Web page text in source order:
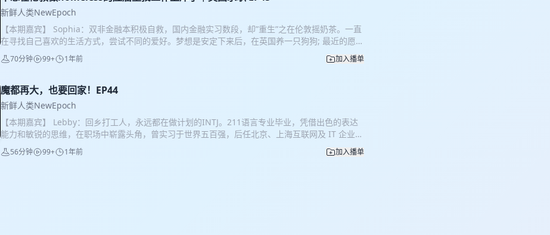
样的魅（腹）力（肌）让众多观众蹲守到凌晨2点？ 08:58 i人也能在直播间勇猛上麦？ 11:11 直播
相亲，极致的低成本带来的活人感——片烤鸭的全能王，马桶栓头套街头艺术家，甄嬛传十级犯戏
瘾，腹肌与Rap齐上的才艺展示...... 18:43 网络一线牵，真的能结缘！直播间麦上麦下牵手成功的
“鸳鸯们” 26:43 拒绝有色眼镜，不论年龄/学历/婚史/性取向，拥抱每一位勇敢的TA 32:23 隐私安全
& 全流程包售后：海王请下麦！ 43:10 AI大数据与算法帮你匹配对象，Deepseek和豆包谁更擅长
偶尔社恐，正在探索人生、宇宙和自己中。全网ID不同名，有缘自会相逢。 魔法： E和I之间反复横
跳的骨灰级哈迷，想做时尚圈最有好奇心的搬砖人。有个自己的公众号，也想老了之后写本自传。
音乐、播客、小说伴我成长！温和的外表下有时候一针见血的犀利。梦想之一是去非洲看动物迁
徙。最近很爱收集meme梗图发给朋友们。 剪辑：阿花 【加听友群】 自助进群方式已满，欢迎添
加主理人微信手动进群喔～ VX：fushengaichiyu 【关于本播客】 作为对世界跃跃欲试的新一代年
轻人，除了读书考试、大厂内卷，我们能否打破一成不变的人生叙事，去追寻新鲜有趣的生活选
量安利！欢乐的还是感人的，他们都无限趋近真实世界！ 【本期嘉宾】 @Amber：四年广告狗，
正在努力转行的影视行业局外人，但是先GAP一年到处游山玩水一下吧！ @一颗钉子：《过敏
Allergy》主播，现实的理想主义者/会说话的考拉，不想适应社会规则的搬砖人。经常深夜emo，
思考活着的意义，追寻人生的价值。喜欢“小时代”式浮夸精致的穿着，喜欢研究一切光鲜亮丽的事
物。 @墙墙：《过敏Allergy》主播，一个好人，身心还算健康的年轻女子，会为某些生活片段间歇
疯狂。从想做的事情里暂时选择了时尚作为工作和生活的一部分，好奇的同时也对它保持审慎的观
一起创作吗？ 04:14 能让人哭湿几包纸的纪录片——《里斯本丸沉没》 09:01 带有导演的主观立
场、视角的纪录片，能百分百相信吗？ 14:06 “人生就是白干加白干”超解压的富豪种地纪录片《克
拉克森农场》 18:32 综艺和纪录片的界限在哪里？综艺《种地吧少年》VS 纪录片《克拉克森农场》
24:24 地球毁灭了也希望留给外星人的影片—— 《约翰威尔逊的十万个怎么做》 33:26 VLOG也是
纪录片？每个人都可以成为纪录片导演？ 35:57 以假乱真的“伪纪录片”——最适合留给剧情片导演
的作业 42:45 纪录片拍摄手法大盘点 44:39 搭讪排练了上百次还算真实吗？——伪剧情片《特写》
新鲜人类NewEpoch
【本期嘉宾】 Sophia：双非金融本积极自救，国内金融实习数段，却”重生”之在伦敦摇奶茶。一直
在寻找自己喜欢的生活方式，尝试不同的爱好。梦想是安定下来后，在英国养一只狗狗; 最近的愿望
是学会做饭，学会冲浪。 【内容简介】 上一期节目里我们聊了聊逃离北上广喧嚣、归园恬居的生活
选择。而本期，我们则飞越重洋，去追寻那些勇敢的心——她们不仅跨越了地理，更是跨越了生活
租快要和伦敦的homeless抢桥洞到兼职打工赚出房租还有余钱余闲体验快乐生活，从小是乖乖女的
嘉宾Sophia在经历了国内数段金融实习后，明确了自己不想要的生活，坚定了逃离的信念，即便是
在父母并不支持的情况下，也偏偏一意孤行地要奔赴远方，庆幸的是最终也得偿所愿。 本期节目你
讲听到，嘉宾Sophia如何在痛苦中积极求变，如何在异国他乡兼职自立、求职上岸，选择跳出层级
鲜明的评价体系后，会迎来怎样广阔的人生！ 【时间戳叻个戳】 03:40 伦敦求职登陆中，最困难的
事是跟老外同事们的small talk 09:53 为啥拼老命非要在国外求职？ 17:31 是月亮还是六便士？或
许选择适合自己的游戏，每个人都是赢家！ 20:36 求职博主的心得秘籍免费分享！ 30:22 一年英硕
70分钟 99+ 1年前 加入播单
魔都再大，也要回家！EP44
新鲜人类NewEpoch
【本期嘉宾】 Lebby：回乡打工人，永远都在做计划的INTJ。211语言专业毕业，凭借出色的表达
能力和敏锐的思维，在职场中崭露头角，曾实习于世界五百强，后任北京、上海互联网及 IT 企业总
裁助理。 2023 年初“逃离”北上广，现任民营500强外贸综合业务经理，在新的领域寻找无限可能。
梦想是变成一个精力充沛、能永远运转和学习的机器人。 【内容简介】 对于大部分在北上广打拼的
56分钟 99+ 1年前 加入播单